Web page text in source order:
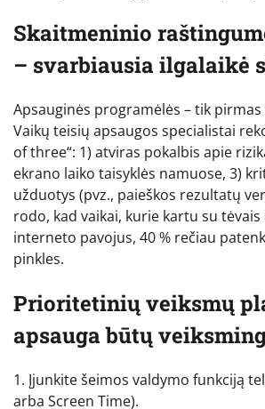
Skaitmeninio
– svarbiausia ilgalaikė
Apsauginės programėlės – tik
Vaikų teisių apsaugos specialistai
of three“: 1) atviras pokalbis apie
ekrano laiko taisyklės namuose, 3)
užduotys (pvz., paieškos rezultatų
rodo, kad vaikai, kurie kartu su
interneto pavojus, 40 % rečiau
pinkles.
Prioritetinių veiksmų
apsauga būtų
1. Įjunkite šeimos valdymo funkciją
arba Screen Time).